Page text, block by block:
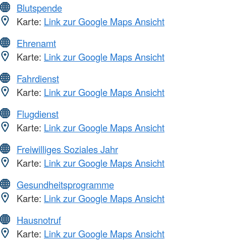
Blutspende
Karte: Link zur Google Maps Ansicht
Ehrenamt
Karte: Link zur Google Maps Ansicht
Fahrdienst
Karte: Link zur Google Maps Ansicht
Flugdienst
Karte: Link zur Google Maps Ansicht
Freiwilliges Soziales Jahr
Karte: Link zur Google Maps Ansicht
Gesundheitsprogramme
Karte: Link zur Google Maps Ansicht
Hausnotruf
Karte: Link zur Google Maps Ansicht